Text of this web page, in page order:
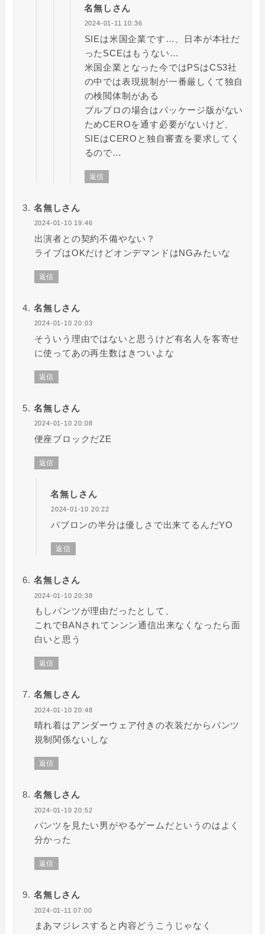
名無しさん
2024-01-11 10:36
SIEは米国企業です…、日本が本社だ
ったSCEはもうない…
米国企業となった今ではPSはCS3社
の中では表現規制が一番厳しくて独自
の検閲体制がある
ブルプロの場合はパッケージ版がない
ためCEROを通す必要がないけど、
SIEはCEROと独自審査を要求してく
るので…
返信
名無しさん
2024-01-10 19:46
出演者との契約不備やない？
ライブはOKだけどオンデマンドはNGみたいな
返信
名無しさん
2024-01-10 20:03
そういう理由ではないと思うけど有名人を客寄せ
に使ってあの再生数はきついよな
返信
名無しさん
2024-01-10 20:08
便座ブロックだZE
返信
名無しさん
2024-01-10 20:22
パブロンの半分は優しさで出来てるんだYO
返信
名無しさん
2024-01-10 20:38
もしパンツが理由だったとして、
これでBANされてンンン通信出来なくなったら面
白いと思う
返信
名無しさん
2024-01-10 20:48
晴れ着はアンダーウェア付きの衣装だからパンツ
規制関係ないしな
返信
名無しさん
2024-01-10 20:52
パンツを見たい男がやるゲームだというのはよく
分かった
返信
名無しさん
2024-01-11 07:00
まあマジレスすると内容どうこうじゃなく